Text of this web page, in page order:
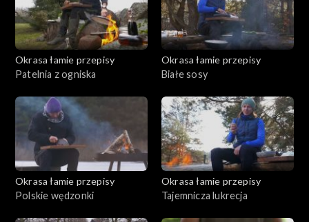
Okrasa łamie przepisy
Patelnia z ogniska
Okrasa łamie przepisy
Białe sosy
Okrasa łamie przepisy
Polskie wędzonki
Okrasa łamie przepisy
Tajemnicza lukrecja